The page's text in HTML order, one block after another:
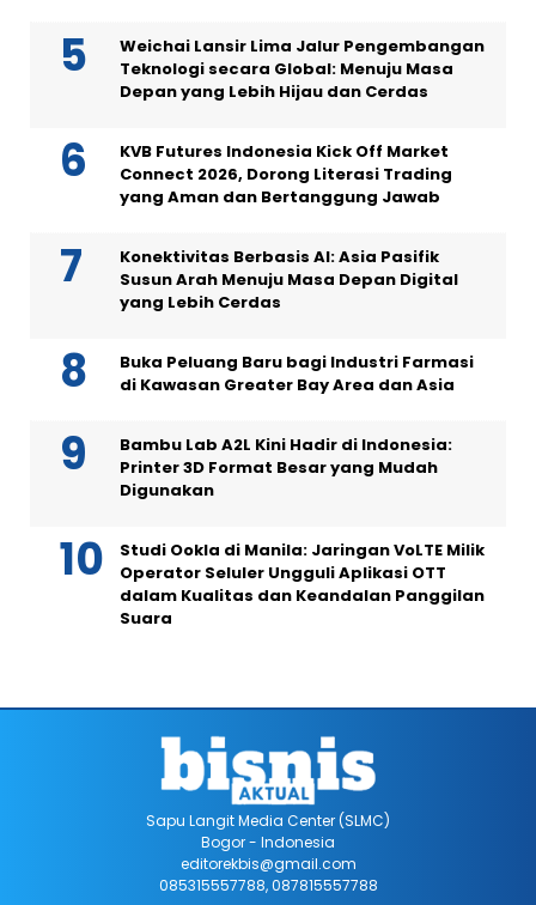
Weichai Lansir Lima Jalur Pengembangan
Teknologi secara Global: Menuju Masa
Depan yang Lebih Hijau dan Cerdas
KVB Futures Indonesia Kick Off Market
Connect 2026, Dorong Literasi Trading
yang Aman dan Bertanggung Jawab
Konektivitas Berbasis AI: Asia Pasifik
Susun Arah Menuju Masa Depan Digital
yang Lebih Cerdas
Buka Peluang Baru bagi Industri Farmasi
di Kawasan Greater Bay Area dan Asia
Bambu Lab A2L Kini Hadir di Indonesia:
Printer 3D Format Besar yang Mudah
Digunakan
Studi Ookla di Manila: Jaringan VoLTE Milik
Operator Seluler Ungguli Aplikasi OTT
dalam Kualitas dan Keandalan Panggilan
Suara
Sapu Langit Media Center (SLMC)
Bogor - Indonesia
editorekbis@gmail.com
085315557788, 087815557788